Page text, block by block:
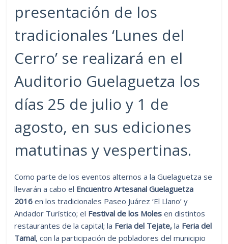
presentación de los
tradicionales ‘Lunes del
Cerro’ se realizará en el
Auditorio Guelaguetza los
días 25 de julio y 1 de
agosto, en sus ediciones
matutinas y vespertinas.
Como parte de los eventos alternos a la Guelaguetza se
llevarán a cabo el Encuentro Artesanal Guelaguetza
2016 en los tradicionales Paseo Juárez ‘El Llano’ y
Andador Turístico; el Festival de los Moles en distintos
restaurantes de la capital; la Feria del Tejate,la Feria del
Tamal, con la participación de pobladores del municipio